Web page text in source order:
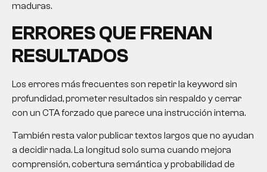
maduras.
ERRORES QUE FRENAN
RESULTADOS
Los errores más frecuentes son repetir la keyword sin
profundidad, prometer resultados sin respaldo y cerrar
con un CTA forzado que parece una instrucción interna.
También resta valor publicar textos largos que no ayudan
a decidir nada. La longitud solo suma cuando mejora
comprensión, cobertura semántica y probabilidad de